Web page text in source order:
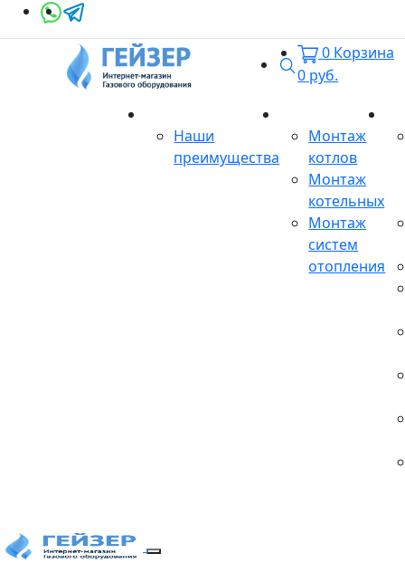
Поиск
0 Корзина
0 руб.
Наши
преимущества
Монтаж
котлов
Монтаж
котельных
Монтаж
систем
отопления